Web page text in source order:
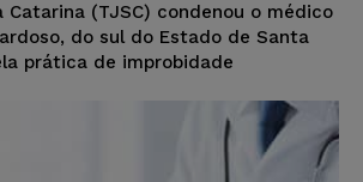
(TJSC) condenou o médico
do sul do Estado de Santa
prática de improbidade